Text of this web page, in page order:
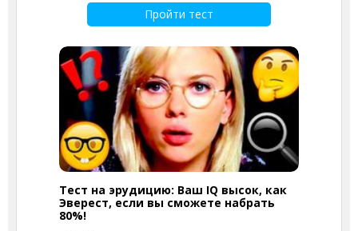
Пройти тест
Тест на эрудицию: Ваш IQ высок, как
Эверест, если вы сможете набрать
80%!